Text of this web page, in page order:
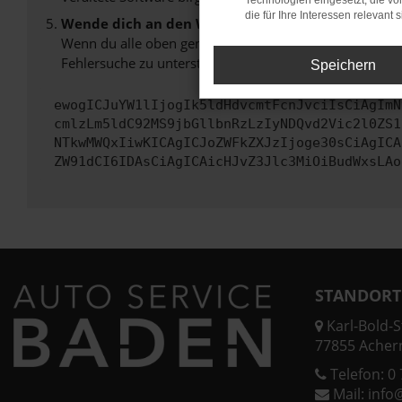
Wende dich an den Webseitenbetreiber.
Wenn du alle oben genannten Schritte versucht hast,
Fehlersuche zu unterstützen:
Karl-Bold-
77855
Telefon: 0
Mail:
die für Ihre Interessen relevant
Speichern